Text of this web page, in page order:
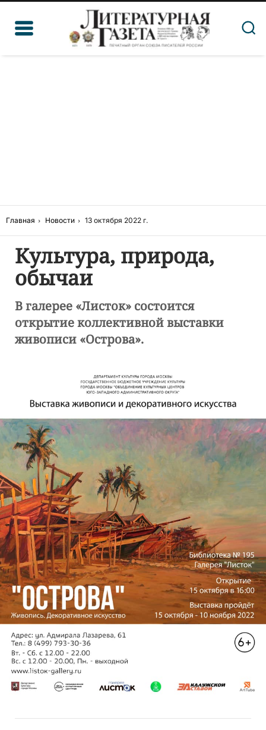
Главная Новости 13 октября 2022 г.
Культура, природа,
обычаи
В галерее «Листок» состоится
открытие коллективной выставки
живописи «Острова».